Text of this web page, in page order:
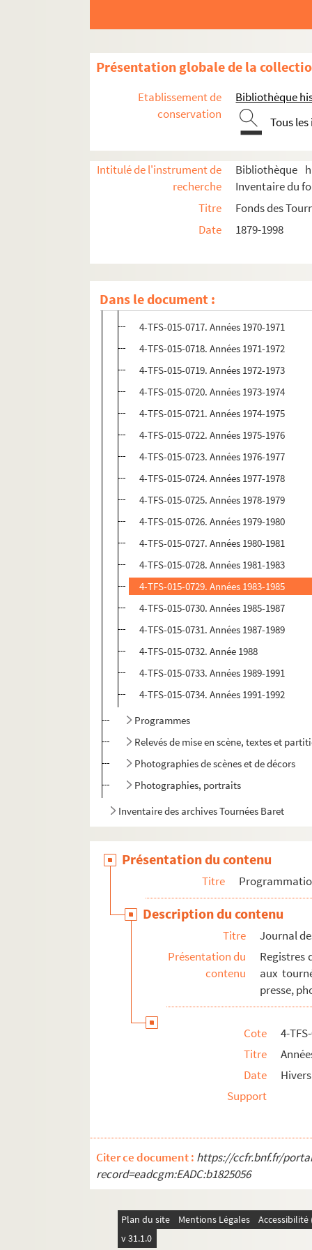
Présentation globale de la
Etablissement de
conservation
Bibliothèque
Tous
Intitulé de l'instrument de
recherche
Bibliothèque
Inventaire du
Titre
Fonds des
Date
1879-1998
Dans le document :
4-TFS-015-0705. Années 1958-1959
4-TFS-015-0707. Années 1960-1961
4-TFS-015-0708. Années 1961-1962
4-TFS-015-0709. Années 1962-1963
4-TFS-015-0710. Années 1963-1964
4-TFS-015-0714. Années 1967-1968
4-TFS-015-0715. Années 1968-1969
4-TFS-015-0716. Années 1969-1970
4-TFS-015-0717. Années 1970-1971
4-TFS-015-0718. Années 1971-1972
4-TFS-015-0719. Années 1972-1973
4-TFS-015-0720. Années 1973-1974
4-TFS-015-0721. Années 1974-1975
4-TFS-015-0722. Années 1975-1976
4-TFS-015-0723. Années 1976-1977
4-TFS-015-0724. Années 1977-1978
4-TFS-015-0725. Années 1978-1979
4-TFS-015-0726. Années 1979-1980
4-TFS-015-0727. Années 1980-1981
4-TFS-015-0728. Années 1981-1983
4-TFS-015-0729. Années 1983-1985
4-TFS-015-0730. Années 1985-1987
4-TFS-015-0731. Années 1987-1989
4-TFS-015-0732. Année 1988
4-TFS-015-0733. Années 1989-1991
4-TFS-015-0734. Années 1991-1992
Programmes
Relevés de mise en scène, textes et
Photographies de scènes et de décors
Photographies, portraits
Inventaire des archives Tournées Baret
Présentation du contenu
Titre
Description du contenu
Titre
Journal
Présentation du
contenu
Registres
aux
presse,
Cote
4-
Titre
Date
Support
Citer ce document : https://ccfr.bnf.fr/
record=eadcgm:EADC:b1825056
Plan du site Mentions Légales
v 31.1.0